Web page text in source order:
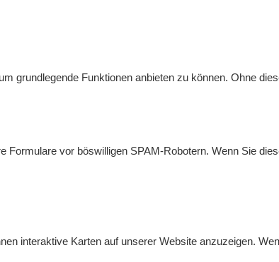
grundlegende Funktionen anbieten zu können. Ohne
Formulare vor böswilligen SPAM-Robotern. Wenn Sie
interaktive Karten auf unserer Website anzuzeigen.